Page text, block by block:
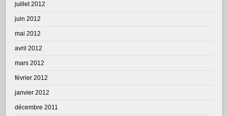
juillet 2012
juin 2012
mai 2012
avril 2012
mars 2012
février 2012
janvier 2012
décembre 2011